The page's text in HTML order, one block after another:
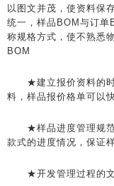
以图文并茂，使资料保
统一，样品BOM与订单
称规格方式，使不熟悉
BOM
★建立报价资料的时
料，样品报价格单可以
★样品进度管理规范
款式的进度情况，保证
★开发管理过程的文